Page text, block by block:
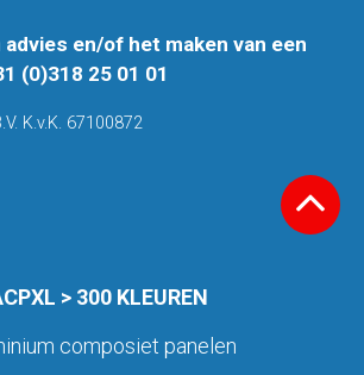
en/of het maken van een
(0)318 25 01 01
K.v.K. 67100872
> 300 KLEUREN
composiet panelen